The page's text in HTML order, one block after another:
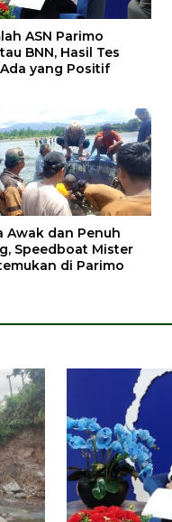
ASN Parimo
BNN, Hasil Tes
yang Positif
Awak dan Penuh
Speedboat Mister
di Parimo